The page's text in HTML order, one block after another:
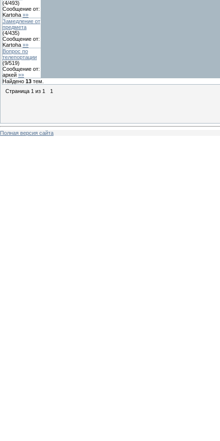
(4/493)
Сообщение от:
Kartoha »»
Замедление от
предмета
(4/435)
Сообщение от:
Kartoha »»
Вопрос по
телепортации
(9/519)
Сообщение от:
аркей »»
Найдено 13 тем.
Страница 1 из 1 1
Полная версия сайта